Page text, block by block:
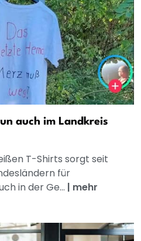
auch im Landkreis
T-Shirts sorgt seit
für
in der Ge... | mehr